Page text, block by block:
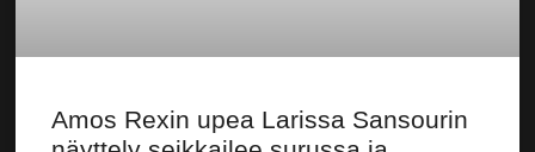
Amos Rexin upea Larissa Sansourin